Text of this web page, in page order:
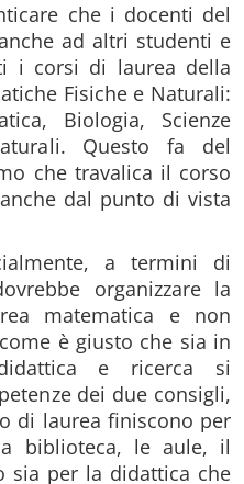
che i docenti del
ad altri studenti e
i corsi di laurea della
Fisiche e Naturali:
Biologia, Scienze
Questo fa del
che travalica il corso
dal punto di vista
a termini di
organizzare la
matematica e non
è giusto che sia in
e ricerca si
dei due consigli,
di laurea finiscono per
biblioteca, le aule, il
sia per la didattica che